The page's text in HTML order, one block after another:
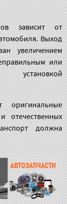
зависит от
Выход
увеличением
или
установкой
оригинальные
отечественных
должна